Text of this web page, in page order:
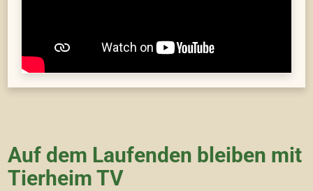
Abkürzungen:
FL – Freilauf | W – Wohnung | EK – Einzelkatze | V –
Verträglich
an gewinnspiel@tierheim-hannover.de und
vervollständigt den Satz „Ich gucke TierheimTV, weil
Auf dem Laufenden bleiben mit
Tierheim TV